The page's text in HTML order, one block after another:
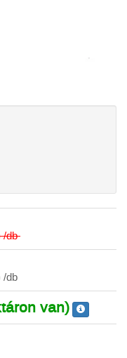
/db
/db
van)